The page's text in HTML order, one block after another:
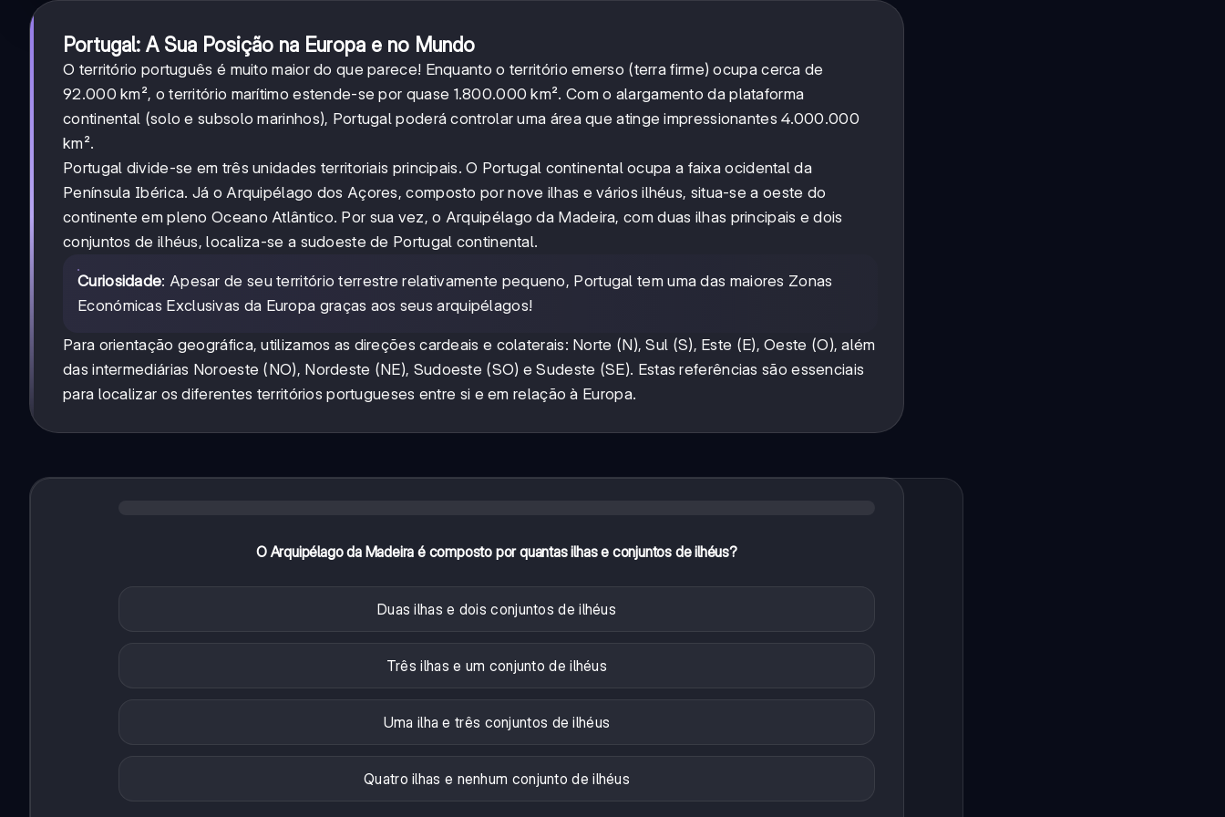
Portugal: A Sua Posição na Europa e no Mundo
O território português é muito maior do que parece! Enquanto o território emerso (terra firme) ocupa cerca de
92.000 km², o território marítimo estende-se por quase 1.800.000 km². Com o alargamento da plataforma
continental (solo e subsolo marinhos), Portugal poderá controlar uma área que atinge impressionantes 4.000.000
km².
Portugal divide-se em três unidades territoriais principais. O Portugal continental ocupa a faixa ocidental da
Península Ibérica. Já o Arquipélago dos Açores, composto por nove ilhas e vários ilhéus, situa-se a oeste do
continente em pleno Oceano Atlântico. Por sua vez, o Arquipélago da Madeira, com duas ilhas principais e dois
conjuntos de ilhéus, localiza-se a sudoeste de Portugal continental.
Curiosidade: Apesar de seu território terrestre relativamente pequeno, Portugal tem uma das maiores Zonas
Económicas Exclusivas da Europa graças aos seus arquipélagos!
Para orientação geográfica, utilizamos as direções cardeais e colaterais: Norte (N), Sul (S), Este (E), Oeste (O), além
das intermediárias Noroeste (NO), Nordeste (NE), Sudoeste (SO) e Sudeste (SE). Estas referências são essenciais
para localizar os diferentes territórios portugueses entre si e em relação à Europa.
O Arquipélago da Madeira é composto por quantas ilhas e conjuntos de ilhéus?
Duas ilhas e dois conjuntos de ilhéus
Três ilhas e um conjunto de ilhéus
Uma ilha e três conjuntos de ilhéus
Quatro ilhas e nenhum conjunto de ilhéus